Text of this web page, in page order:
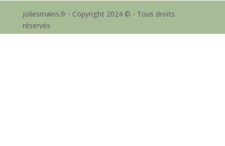
joliesmains.fr - Copyright 2024 © - Tous droits
réservés